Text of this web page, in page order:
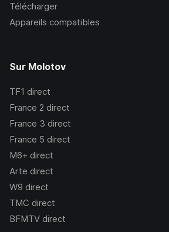
Télécharger
Appareils compatibles
Sur Molotov
TF1 direct
France 2 direct
France 3 direct
France 5 direct
M6+ direct
Arte direct
W9 direct
TMC direct
BFMTV direct